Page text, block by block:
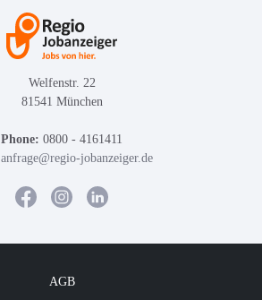
Welfenstr. 22
81541 München
Phone: 0800 - 4161411
anfrage@regio-jobanzeiger.de
AGB